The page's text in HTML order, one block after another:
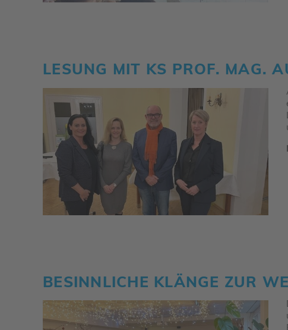
LESUNG MIT KS PROF. MAG.
BESINN­LICHE KLÄNGE ZUR